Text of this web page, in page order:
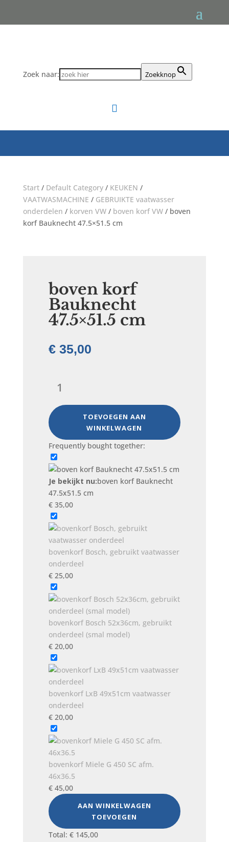
Zoek naar: Zoekknop

Start/ Default Category/ KEUKEN /
VAATWASMACHINE / GEBRUIKTE vaatwasser
onderdelen / korven VW/ boven korf VW/ boven
korf Bauknecht 47.5×51.5 cm
boven korf
Bauknecht
47.5×51.5 cm
€35,00
korf
47.5x51.5
cm
aantal
TOEVOEGEN AAN
WINKELWAGEN
Frequently bought together:
Je bekijkt nu:boven korf Bauknecht
47.5x51.5 cm
€35,00
bovenkorf Bosch, gebruikt vaatwasser
onderdeel
€25,00
bovenkorf Bosch 52x36cm, gebruikt
onderdeel (smal model)
€20,00
bovenkorf LxB 49x51cm vaatwasser
onderdeel
€20,00
bovenkorf Miele G 450 SC afm.
46x36.5
€45,00
AAN WINKELWAGEN
TOEVOEGEN
Total: €145,00